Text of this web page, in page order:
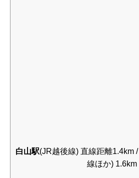
白山駅(JR越後線) 直線距離1.4km /
線ほか) 1.6km